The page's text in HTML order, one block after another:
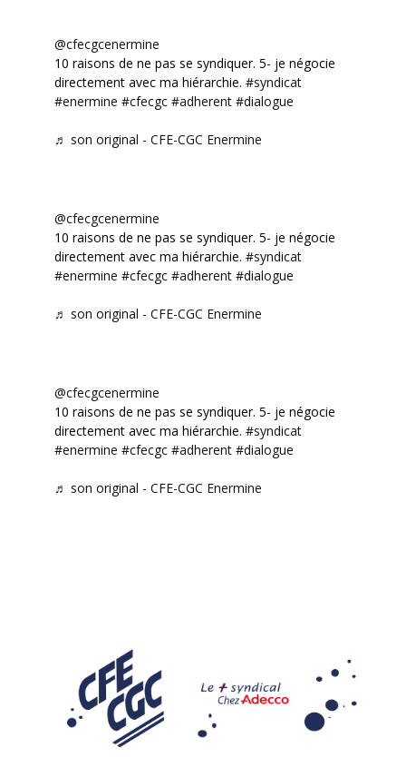
@cfecgcenermine
10 raisons de ne pas se syndiquer. 5- je négocie
directement avec ma hiérarchie. #syndicat
#enermine #cfecgc #adherent #dialogue
♬ son original - CFE-CGC Enermine
@cfecgcenermine
10 raisons de ne pas se syndiquer. 5- je négocie
directement avec ma hiérarchie. #syndicat
#enermine #cfecgc #adherent #dialogue
♬ son original - CFE-CGC Enermine
@cfecgcenermine
10 raisons de ne pas se syndiquer. 5- je négocie
directement avec ma hiérarchie. #syndicat
#enermine #cfecgc #adherent #dialogue
♬ son original - CFE-CGC Enermine